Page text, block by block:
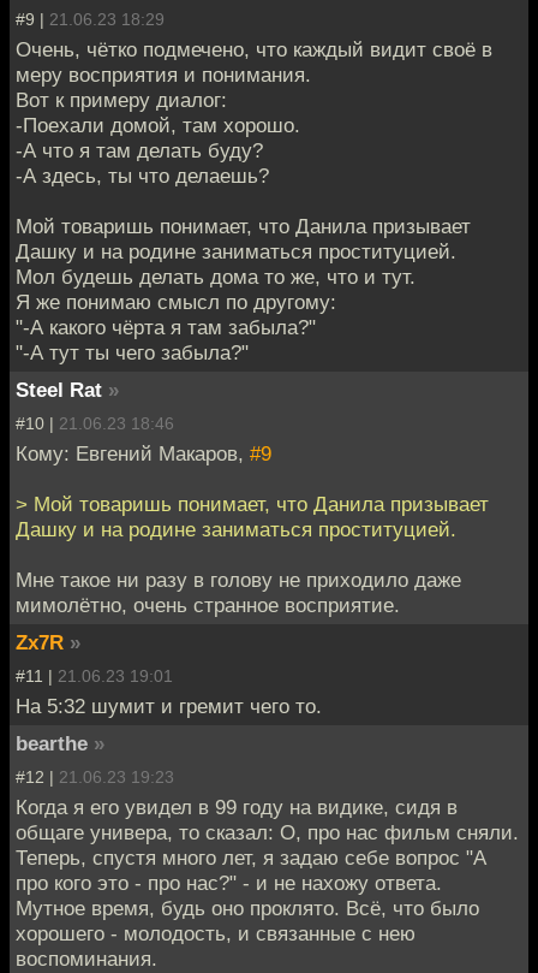
#9 | 21.06.23 18:29
Очень, чётко подмечено, что каждый видит своё в
меру восприятия и понимания.
Вот к примеру диалог:
-Поехали домой, там хорошо.
-А что я там делать буду?
-А здесь, ты что делаешь?
Мой товаришь понимает, что Данила призывает
Дашку и на родине заниматься проституцией.
Мол будешь делать дома то же, что и тут.
Я же понимаю смысл по другому:
"-А какого чёрта я там забыла?"
"-А тут ты чего забыла?"
Steel Rat »
#10 | 21.06.23 18:46
Кому: Евгений Макаров, #9
> Мой товаришь понимает, что Данила призывает
Дашку и на родине заниматься проституцией.
Мне такое ни разу в голову не приходило даже
мимолётно, очень странное восприятие.
Zx7R »
#11 | 21.06.23 19:01
На 5:32 шумит и гремит чего то.
bearthe »
#12 | 21.06.23 19:23
Когда я его увидел в 99 году на видике, сидя в
общаге универа, то сказал: О, про нас фильм сняли.
Теперь, спустя много лет, я задаю себе вопрос "А
про кого это - про нас?" - и не нахожу ответа.
Мутное время, будь оно проклято. Всё, что было
хорошего - молодость, и связанные с нею
воспоминания.